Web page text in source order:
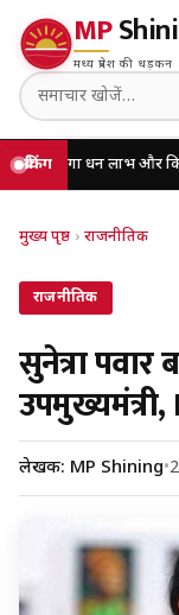
MP
मध्य प्रदेश की धड़कन
ब्रेकिंग
लाभ और किसे रहना
मुख्य पृष्ठ › राजनीतिक
राजनीतिक
सुनेत्रा पवार
लेखक: MP Shining•